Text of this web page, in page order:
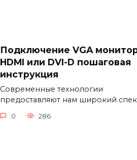
Подключение VGA
HDMI или DVI-D пошаговая
инструкция
Современные технологии
предоставляют нам широкий
0 286